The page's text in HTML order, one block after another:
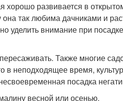
хорошо развивается в
так любима дачниками и
уделить внимание при
Также многие
в неподходящее время,
посадка
весной или осенью.